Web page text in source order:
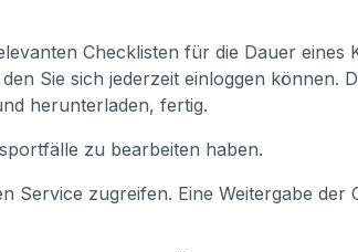
Checklisten für die Dauer
Sie sich jederzeit einloggen können.
herunterladen, fertig.
zu bearbeiten haben.
zugreifen. Eine Weitergabe